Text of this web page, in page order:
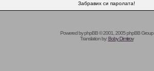
Забравих си паролата!
Powered byphpBB© 2001, 2005 phpBB Group
Translation by:Boby Dimitrov